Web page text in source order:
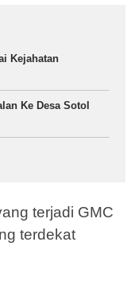
Kejahatan
Ke Desa Sotol
terjadi GMC
terdekat